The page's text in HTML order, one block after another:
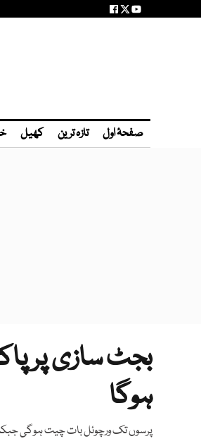
صفحۂ اول تازہ ترین کھیل
بجٹ سازی پر
ہوگا
پرسوں تک ورچوئل بات چیت ہوگی